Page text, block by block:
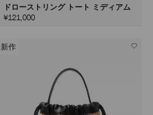
ドローストリング トート ミディアム
¥121,000
新作